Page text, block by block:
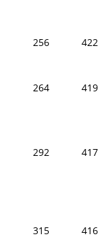
256 422
264 419
292 417
315 416